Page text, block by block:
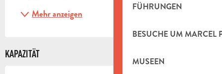
FÜHRUNGEN
BESUCHE UM MARCEL
MUSEEN
Mehr anzeigen
KAPAZITÄT